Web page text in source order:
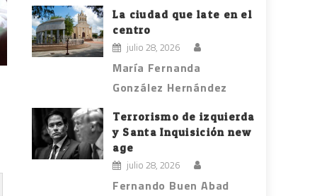
La ciudad que late en el
centro
julio 28, 2026
María Fernanda
González Hernández
Terrorismo de izquierda
y Santa Inquisición new
age
julio 28, 2026
Fernando Buen Abad